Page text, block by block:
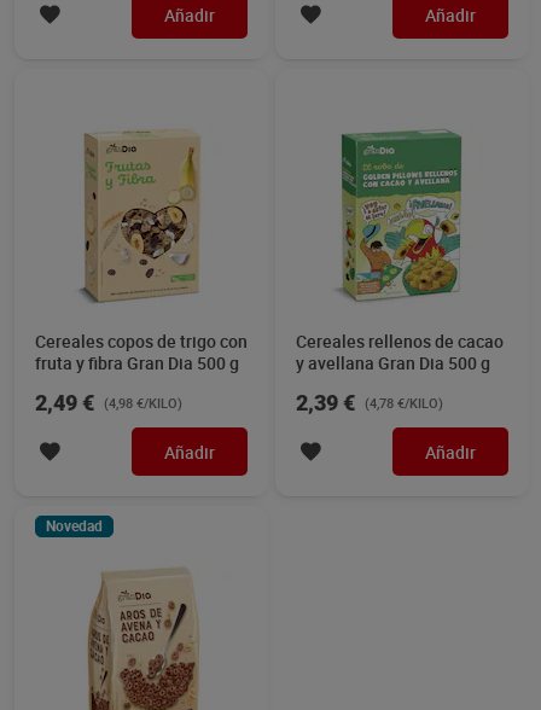
Añadir Añadir
Cereales copos de trigo con
fruta y fibra Gran Dia 500 g
2,49 € (4,98 €/KILO)
Añadir
Cereales rellenos de cacao
y avellana Gran Dia 500 g
2,39 € (4,78 €/KILO)
Añadir
Novedad